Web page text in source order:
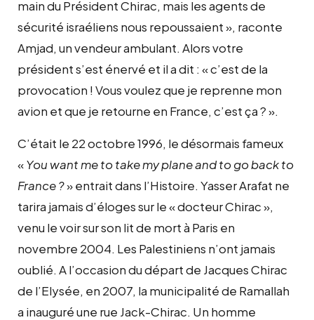
main du Président Chirac, mais les agents de
sécurité israéliens nous repoussaient », raconte
Amjad, un vendeur ambulant. Alors votre
président s’est énervé et il a dit : « c’est de la
provocation ! Vous voulez que je reprenne mon
avion et que je retourne en France, c’est ça ? ».
C’était le 22 octobre 1996, le désormais fameux
«You want me to take my plane and to go back to
France ?» entrait dans l’Histoire. Yasser Arafat ne
tarira jamais d’éloges sur le « docteur Chirac »,
venu le voir sur son lit de mort à Paris en
novembre 2004. Les Palestiniens n’ont jamais
oublié. A l’occasion du départ de Jacques Chirac
de l’Elysée, en 2007, la municipalité de Ramallah
a inauguré une rue Jack-Chirac. Un homme